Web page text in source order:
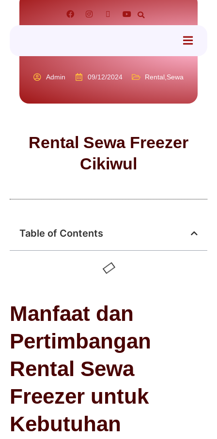
Admin 09/12/2024 Rental Sewa
Rental Sewa Freezer
Cikiwul
Table of Contents
Manfaat dan
Pertimbangan
Rental Sewa
Freezer untuk
Kebutuhan